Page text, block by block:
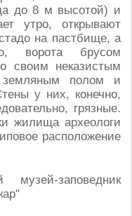
до 8 м высотой) и
утро, открывают
на пастбище, а
ворота брусом
своим неказистым
земляным полом и
у них, конечно,
грязные.
жилища археологи
расположение